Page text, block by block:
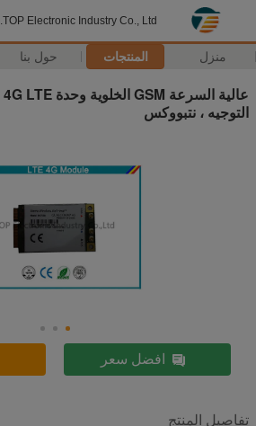
TOP Electronic Industry Co., Ltd.
منزل المنتجات حول بنا
التوجيه ، نتبووكس
افضل سعر
تفاصيل المنتج